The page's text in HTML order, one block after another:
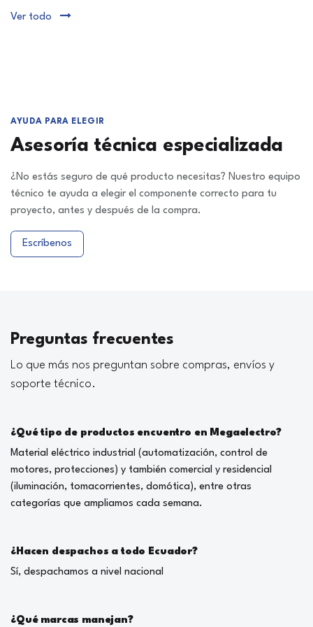
Ver todo
AYUDA PARA ELEGIR
Asesoría técnica especializada
¿No estás seguro de qué producto necesitas? Nuestro equipo
técnico te ayuda a elegir el componente correcto para tu
proyecto, antes y después de la compra.
Escríbenos
Preguntas frecuentes
Lo que más nos preguntan sobre compras, envíos y
soporte técnico.
¿Qué tipo de productos encuentro en Megaelectro?
Material eléctrico industrial (automatización, control de
motores, protecciones) y también comercial y residencial
(iluminación, tomacorrientes, domótica), entre otras
categorías que ampliamos cada semana.
¿Hacen despachos a todo Ecuador?
Sí, despachamos a nivel nacional
¿Qué marcas manejan?